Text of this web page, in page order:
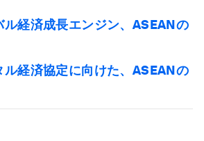
ル経済成長エンジン、ASEANの
ル経済協定に向けた、ASEANの